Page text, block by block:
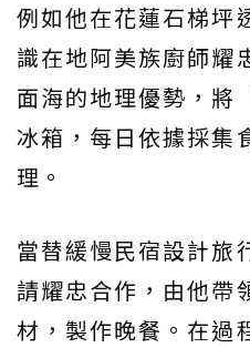
例如他在花蓮石梯坪
識在地阿美族廚師耀
面海的地理優勢，將
冰箱，每日依據採集
理。
當替緩慢民宿設計旅
請耀忠合作，由他帶
材，製作晚餐。在過